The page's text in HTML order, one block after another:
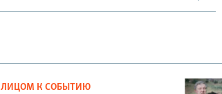
ЛИЦОМ К СОБЫТИЮ